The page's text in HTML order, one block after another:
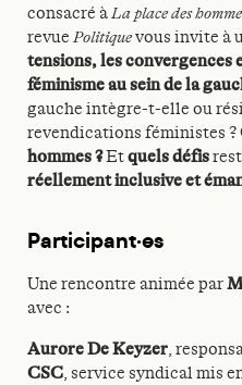
consacré àLa place des
revuePolitiquevous invite à
tensions, les convergences
féminisme au sein de la
gauche intègre-t-elle ou
revendications féministes ?
hommes ?Etquels défis
réellement inclusive et
Participant·es
Une rencontre animée par
avec :
Aurore De Keyzer,
CSC, service syndical mis